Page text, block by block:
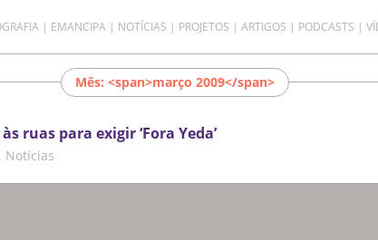
EMANCIPA NOTÍCIAS PROJETOS ARTIGOS PODCASTS
Mês: <span>março 2009</span>
ruas para exigir ‘Fora Yeda’
Notícias